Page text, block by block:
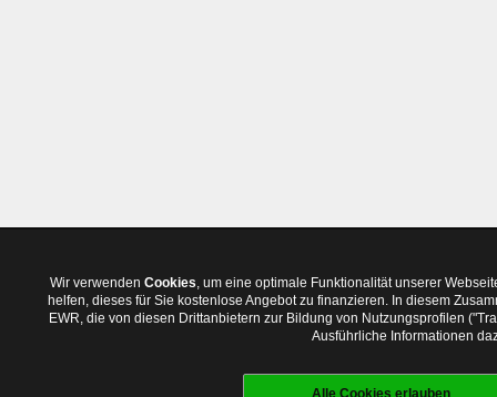
Wir verwenden Cookies, um eine optimale Funktionalität unserer
helfen, dieses für Sie kostenlose Angebot zu finanzieren. In diesem
EWR, die von diesen Drittanbietern zur Bildung von Nutzungsprofilen
Ausführliche Informationen
Alle Cookies erlauben